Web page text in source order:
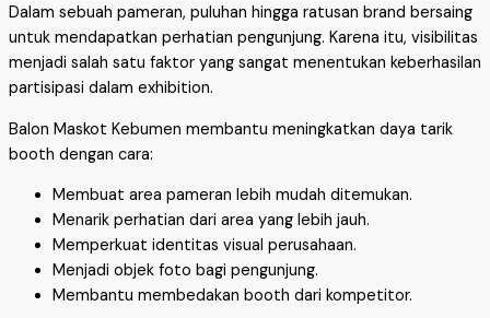
Dalam sebuah pameran, puluhan hingga ratusan brand bersaing
untuk mendapatkan perhatian pengunjung. Karena itu, visibilitas
menjadi salah satu faktor yang sangat menentukan keberhasilan
partisipasi dalam exhibition.
Balon Maskot Kebumen membantu meningkatkan daya tarik
booth dengan cara:
Membuat area pameran lebih mudah ditemukan.
Menarik perhatian dari area yang lebih jauh.
Memperkuat identitas visual perusahaan.
Menjadi objek foto bagi pengunjung.
Membantu membedakan booth dari kompetitor.